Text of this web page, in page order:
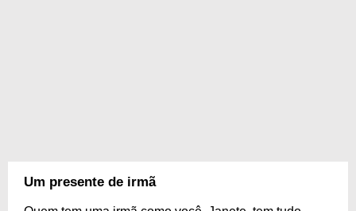
Um presente de irmã